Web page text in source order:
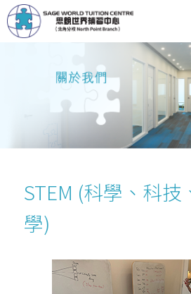
STEM (科學、科
學)